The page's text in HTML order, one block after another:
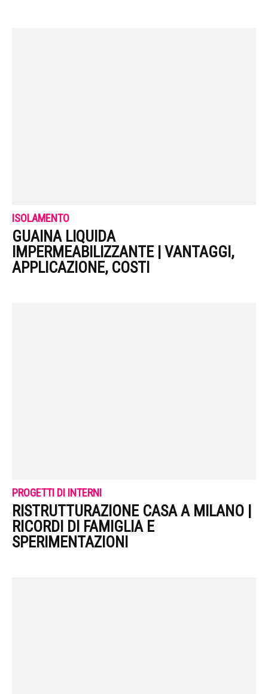
ISOLAMENTO
GUAINA LIQUIDA
IMPERMEABILIZZANTE | VANTAGGI,
APPLICAZIONE, COSTI
PROGETTI DI INTERNI
RISTRUTTURAZIONE CASA A MILANO |
RICORDI DI FAMIGLIA E
SPERIMENTAZIONI